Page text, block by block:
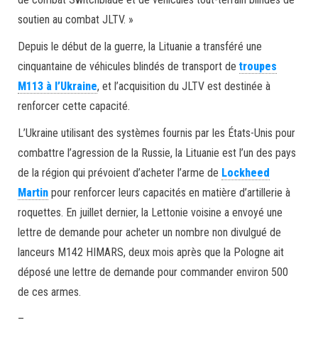
soutien au combat JLTV. »
Depuis le début de la guerre, la Lituanie a transféré une
cinquantaine de véhicules blindés de transport de troupes
M113 à l’Ukraine, et l’acquisition du JLTV est destinée à
renforcer cette capacité.
L’Ukraine utilisant des systèmes fournis par les États-Unis pour
combattre l’agression de la Russie, la Lituanie est l’un des pays
de la région qui prévoient d’acheter l’arme de Lockheed
Martin pour renforcer leurs capacités en matière d’artillerie à
roquettes. En juillet dernier, la Lettonie voisine a envoyé une
lettre de demande pour acheter un nombre non divulgué de
lanceurs M142 HIMARS, deux mois après que la Pologne ait
déposé une lettre de demande pour commander environ 500
de ces armes.
–